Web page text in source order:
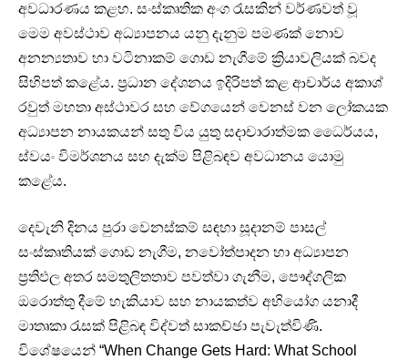
අවධාරණය කළහ. සංස්කෘතික අංග රැසකින් වර්ණවත් වූ
මෙම අවස්ථාව අධ්‍යාපනය යනු දැනුම පමණක් නොව
අනන්‍යතාව හා වටිනාකම් ගොඩ නැගීමේ ක්‍රියාවලියක් බවද
සිහිපත් කළේය. ප්‍රධාන දේශනය ඉදිරිපත් කළ ආචාර්ය අකාශ්
රවුත් මහතා අස්ථාවර සහ වේගයෙන් වෙනස් වන ලෝකයක
අධ්‍යාපන නායකයන් සතු විය යුතු සදාචාරාත්මක ධෛර්යය,
ස්වයං විමර්ශනය සහ දැක්ම පිළිබඳව අවධානය යොමු
කළේය.
දෙවැනි දිනය පුරා වෙනස්කම් සඳහා සූදානම් පාසල්
සංස්කෘතියක් ගොඩ නැගීම, නවෝත්පාදන හා අධ්‍යාපන
ප්‍රතිඵල අතර සමතුලිතතාව පවත්වා ගැනීම, පෞද්ගලික
ඔරොත්තු දීමේ හැකියාව සහ නායකත්ව අභියෝග යනාදී
මාතෘකා රැසක් පිළිබඳ විද්වත් සාකච්ඡා පැවැත්විණි.
විශේෂයෙන් “When Change Gets Hard: What School